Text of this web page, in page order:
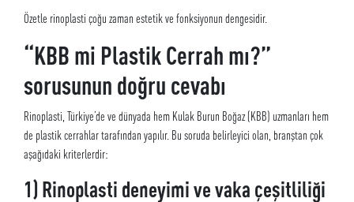
Özetle rinoplasti çoğu zaman estetik ve fonksiyonun dengesidir.
“KBB mi Plastik Cerrah mı?”
sorusunun doğru cevabı
Rinoplasti, Türkiye’de ve dünyada hem Kulak Burun Boğaz (KBB) uzmanları hem
de plastik cerrahlar tarafından yapılır. Bu soruda belirleyici olan, branştan çok
aşağıdaki kriterlerdir:
1) Rinoplasti deneyimi ve vaka çeşitliliği